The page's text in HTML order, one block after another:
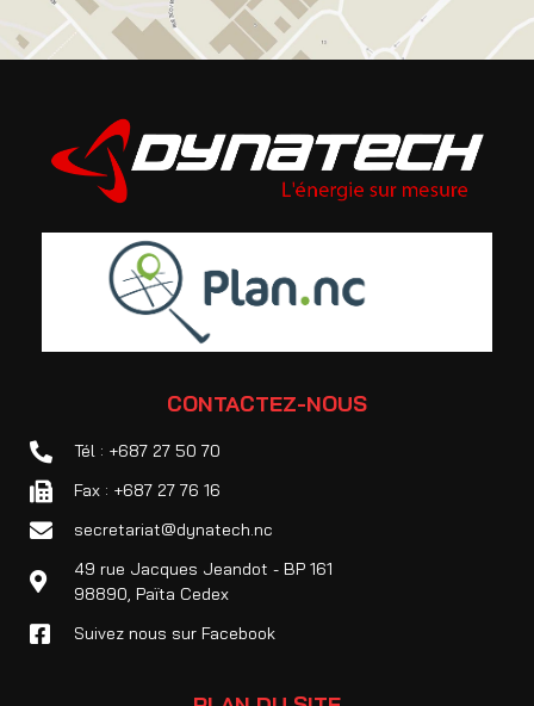
CONTACTEZ-NOUS
Tél : +687 27 50 70
Fax : +687 27 76 16
secretariat@dynatech.nc
49 rue Jacques Jeandot - BP 161
98890, Païta Cedex
Suivez nous sur Facebook